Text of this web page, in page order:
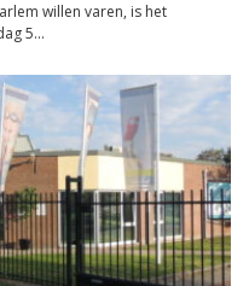
willen varen, is het
5...